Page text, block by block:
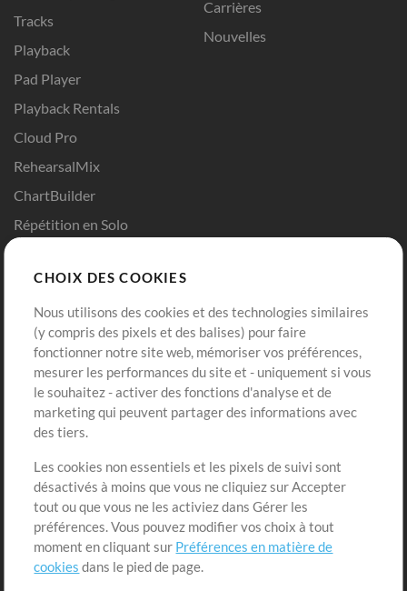
Tracks
Playback
Pad Player
Playback Rentals
Cloud Pro
RehearsalMix
ChartBuilder
Répétition en Solo
Modèles ProPresenter
Sons
Carrières
Nouvelles
Boutique
Acheter des crédits
Contenu gratuit
Demander les pistes
Extras
Sessions
Soumettre votre contenu
Listes de lecture
Compte
Connexion
S'inscrire
CHOIX DES COOKIES
Nous utilisons des cookies et des technologies similaires
(y compris des pixels et des balises) pour faire
fonctionner notre site web, mémoriser vos préférences,
mesurer les performances du site et - uniquement si vous
le souhaitez - activer des fonctions d'analyse et de
marketing qui peuvent partager des informations avec
des tiers.
Les cookies non essentiels et les pixels de suivi sont
désactivés à moins que vous ne cliquiez sur Accepter
tout ou que vous ne les activiez dans Gérer les
préférences. Vous pouvez modifier vos choix à tout
moment en cliquant sur Préférences en matière de
cookies dans le pied de page.